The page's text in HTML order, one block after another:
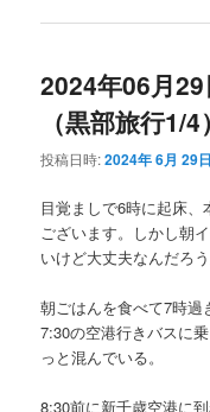
2024年06月
（黒部旅行1/4）
投稿日時:2024年 6月 29日
目覚ましで6時に起床
ございます。しかし朝
いけど大丈夫なんだろう
朝ごはんを食べて7時
7:30の空港行きバスに
っと混んでいる。
8:30前に新千歳空港に